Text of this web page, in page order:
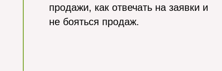
продажи, как отвечать на заявки и
не бояться продаж.